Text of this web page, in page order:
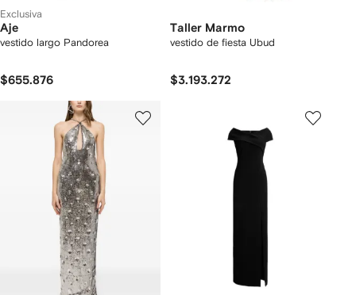
Exclusiva
Aje
vestido largo Pandorea
$655.876
Taller Marmo
vestido de fiesta Ubud
$3.193.272